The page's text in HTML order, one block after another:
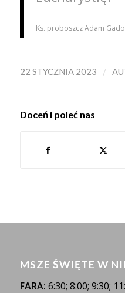
Ks. proboszcz Adam
22 STYCZNIA 2023 /
Doceń i poleć nas
MSZE ŚWIĘTE W
FARA: 6:30; 8:00; 9:30;